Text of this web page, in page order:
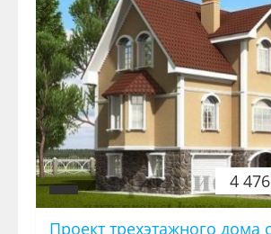
4
Проект трехэтажного дома